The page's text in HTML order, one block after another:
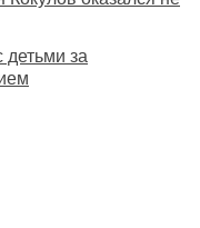
детьми за